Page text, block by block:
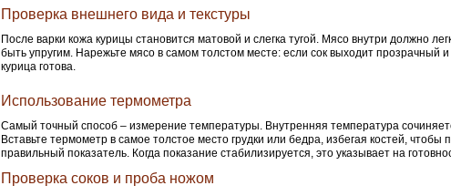
Проверка внешнего вида и текстуры
После варки кожа курицы становится матовой и слегка тугой. Мясо внутри должно
быть упругим. Нарежьте мясо в самом толстом месте: если сок выходит прозрачный
курица готова.
Использование термометра
Самый точный способ – измерение температуры. Внутренняя температура
Вставьте термометр в самое толстое место грудки или бедра, избегая костей, чтобы
правильный показатель. Когда показание стабилизируется, это указывает на
Проверка соков и проба ножом